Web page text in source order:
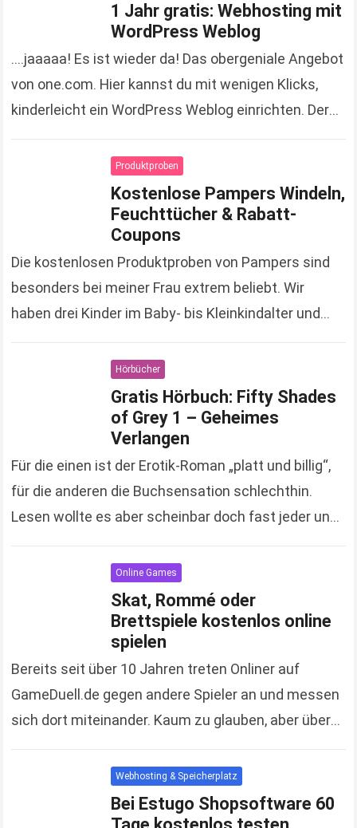
1 Jahr gratis: Webhosting mit
WordPress Weblog
….jaaaaa! Es ist wieder da! Das obergeniale Angebot
von one.com. Hier kannst du mit wenigen Klicks,
kinderleicht ein WordPress Weblog einrichten. Der
Produktproben
Kostenlose Pampers Windeln,
Feuchttücher & Rabatt-
Coupons
Die kostenlosen Produktproben von Pampers sind
besonders bei meiner Frau extrem beliebt. Wir
haben drei Kinder im Baby- bis Kleinkindalter und
Nicht nur Windeln,…Read more
Hörbücher
Gratis Hörbuch: Fifty Shades
of Grey 1 – Geheimes
Verlangen
Für die einen ist der Erotik-Roman „platt und billig“,
für die anderen die Buchsensation schlechthin.
Lesen wollte es aber scheinbar doch fast jeder und
Online Games
Skat, Rommé oder
Brettspiele kostenlos online
spielen
Bereits seit über 10 Jahren treten Onliner auf
GameDuell.de gegen andere Spieler an und messen
sich dort miteinander. Kaum zu glauben, aber über
Webhosting & Speicherplatz
Bei Estugo Shopsoftware 60